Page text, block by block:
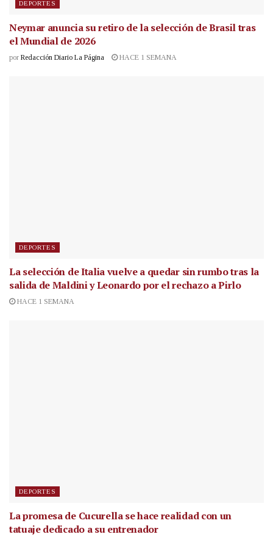
DEPORTES
Neymar anuncia su retiro de la selección de Brasil tras
el Mundial de 2026
por Redacción Diario La Página HACE 1 SEMANA
DEPORTES
La selección de Italia vuelve a quedar sin rumbo tras la
salida de Maldini y Leonardo por el rechazo a Pirlo
HACE 1 SEMANA
DEPORTES
La promesa de Cucurella se hace realidad con un
tatuaje dedicado a su entrenador